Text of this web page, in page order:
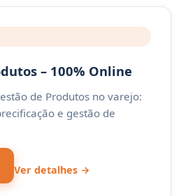
– 100% Online
de Produtos no varejo:
e gestão de
Ver detalhes →